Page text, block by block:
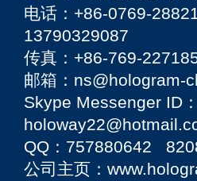
电话：+86-0769-
13790329087
传真：+86-769-
邮箱：
Skype Messenger ID
QQ：757880642
公司主页：